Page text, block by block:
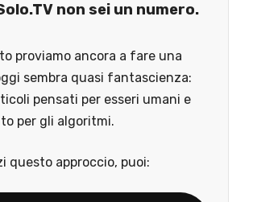
non sei un numero.
proviamo ancora a fare una
sembra quasi fantascienza:
pensati per esseri umani e
per gli algoritmi.
questo approccio, puoi: